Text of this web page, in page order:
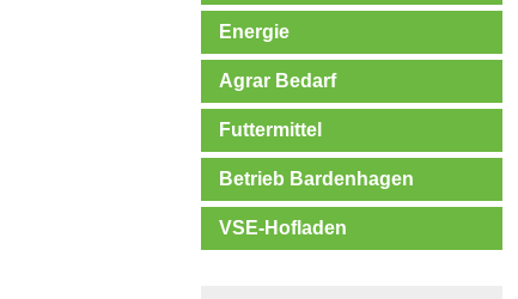
Energie
Agrar Bedarf
Futtermittel
Betrieb Bardenhagen
VSE-Hofladen